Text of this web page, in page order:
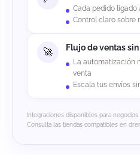
Cada pedido ligado
Control claro sobre
Flujo de ventas
La automatización
venta
Escala tus envíos
Integraciones disponibles para negocios
Consulta las tiendas compatibles en